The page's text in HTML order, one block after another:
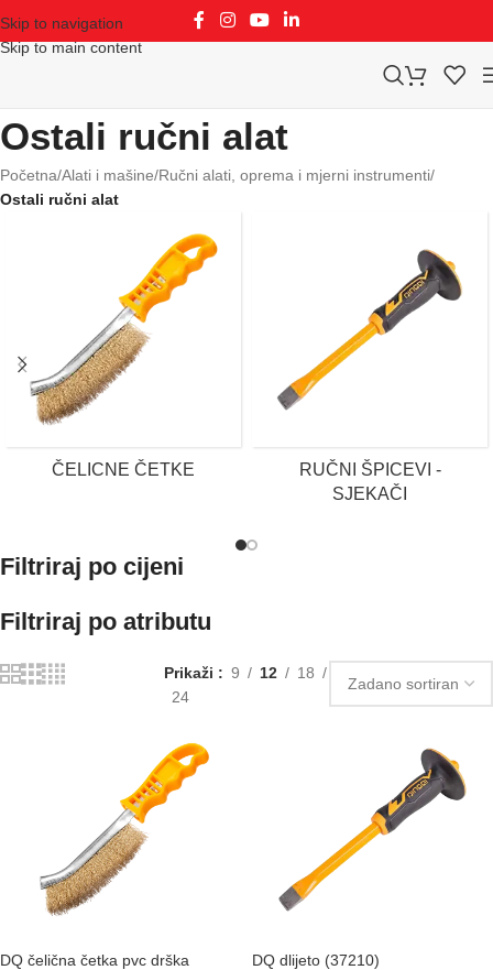
Skip to navigation
Skip to main content
Ostali ručni alat
Početna/Alati i mašine/Ručni alati, oprema i mjerni instrumenti/
Ostali ručni alat
ČELICNE ČETKE
RUČNI ŠPICEVI -
SJEKAČI
Filtriraj po cijeni
Filtriraj po atributu
Prikaži 9 12
18
24
DQ čelična četka pvc drška
DQ dlijeto (37210)